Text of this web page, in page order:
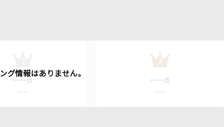
---- 点
----
3
---- 点
----